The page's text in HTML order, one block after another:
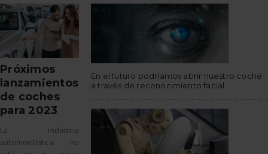
Próximos
lanzamientos
de coches
para 2023
La industria
automovilística no
En el futuro podríamos abrir nuestro coche
a través de reconocimiento facial